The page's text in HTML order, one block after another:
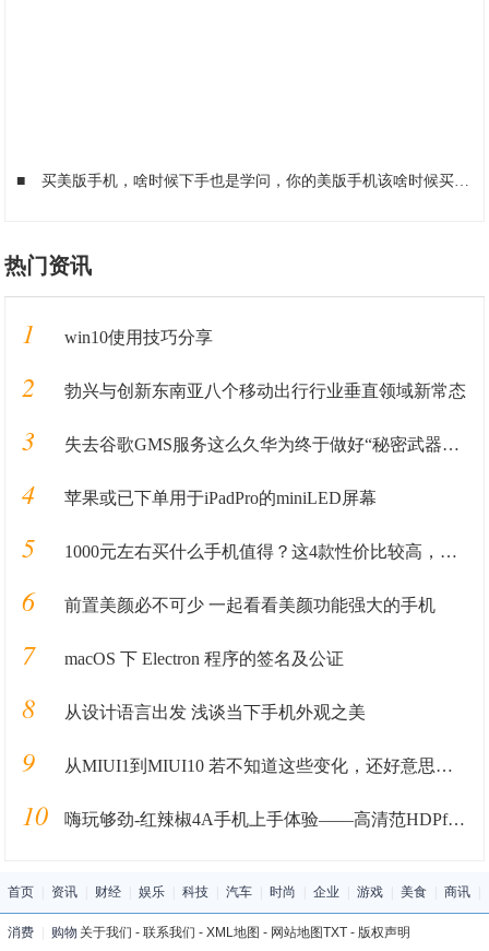
■ 买美版手机，啥时候下手也是学问，你的美版手机该啥时候买■
热门资讯
1 win10使用技巧分享
2 勃兴与创新东南亚八个移动出行行业垂直领域新常态
3 失去谷歌GMS服务这么久华为终于做好“秘密武器”准备重回国际市场
4 苹果或已下单用于iPadPro的miniLED屏幕
5 1000元左右买什么手机值得？这4款性价比较高，可能你会喜欢
6 前置美颜必不可少 一起看看美颜功能强大的手机
7 macOS 下 Electron 程序的签名及公证
8 从设计语言出发 浅谈当下手机外观之美
9 从MIUI1到MIUI10 若不知道这些变化，还好意思叫米粉？
10 嗨玩够劲-红辣椒4A手机上手体验——高清范HDPfans 糖糖
首页 资讯 财经 娱乐 科技 汽车 时尚 企业 游戏 美食 商讯
消费 购物 关于我们 - 联系我们 - XML地图 - 网站地图TXT- 版权声明